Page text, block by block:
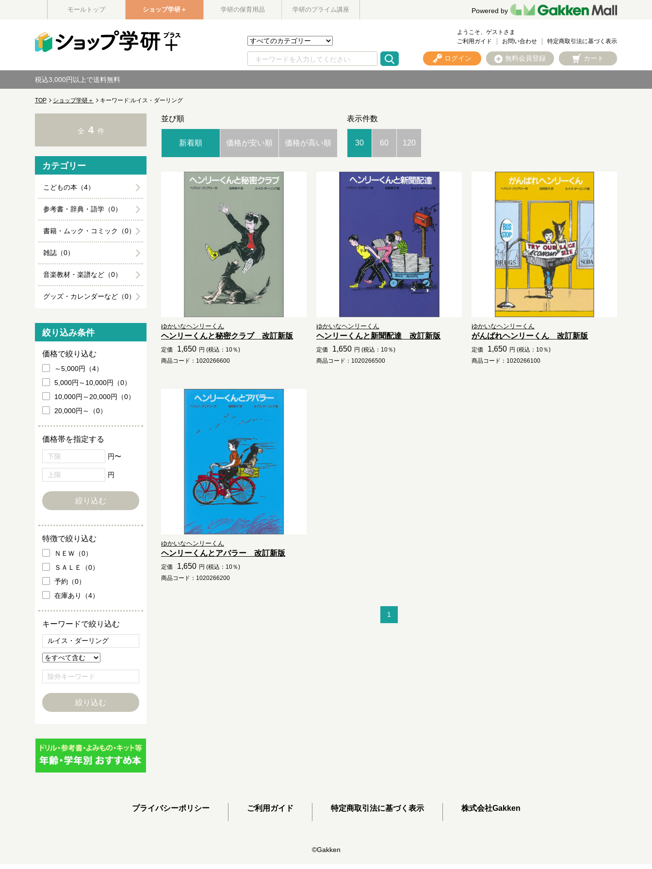
モールトップ ショップ学研＋ 学研の保育用品 学研のプライム講座 Powered by
ようこそ、ゲストさま
ご利用ガイド
お問い合わせ 特定商取引法に基づく表示
ログイン 無料会員登録 カート
税込3,000円以上で送料無料
TOP ショップ学研＋ キーワード:ルイス・ダーリング
並び順
新着順 価格が安い順 価格が高い順
表示件数
30 60 120
ゆかいなヘンリーくん
ヘンリーくんと秘密クラブ 改訂新版
定価 1,650 円 (税込：10％)
商品コード：1020266600
ゆかいなヘンリーくん
ヘンリーくんと新聞配達 改訂新版
定価 1,650 円 (税込：10％)
商品コード：1020266500
ゆかいなヘンリーくん
がんばれヘンリーくん 改訂新版
定価 1,650 円 (税込：10％)
商品コード：1020266100
ゆかいなヘンリーくん
ヘンリーくんとアバラー 改訂新版
定価 1,650 円 (税込：10％)
商品コード：1020266200
1
全 4 件
カテゴリー
こどもの本（4）
参考書・辞典・語学（0）
書籍・ムック・コミック（0）
雑誌（0）
音楽教材・楽譜など（0）
グッズ・カレンダーなど（0）
絞り込み条件
価格で絞り込む
～5,000円（4）
5,000円～10,000円（0）
10,000円～20,000円（0）
20,000円～（0）
価格帯を指定する
円〜
円
特徴で絞り込む
ＮＥＷ（0）
ＳＡＬＥ（0）
予約（0）
在庫あり（4）
キーワードで絞り込む
プライバシーポリシー ご利用ガイド 特定商取引法に基づく表示 株式会社Gakken
©Gakken